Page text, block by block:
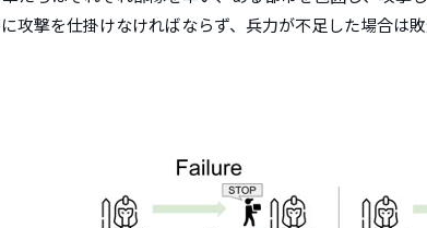
攻撃を仕掛けなければならず、兵力が不足した場合は